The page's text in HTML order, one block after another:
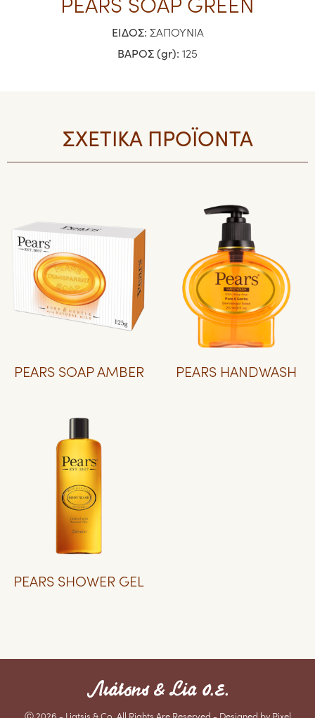
ΕΙΔΟΣ: ΣΑΠΟΥΝΙΑ
ΒΑΡΟΣ (gr): 125
ΣΧΕΤΙΚΑ ΠΡΟΪΟΝΤΑ
PEARS SOAP AMBER PEARS HANDWASH
PEARS SHOWER GEL